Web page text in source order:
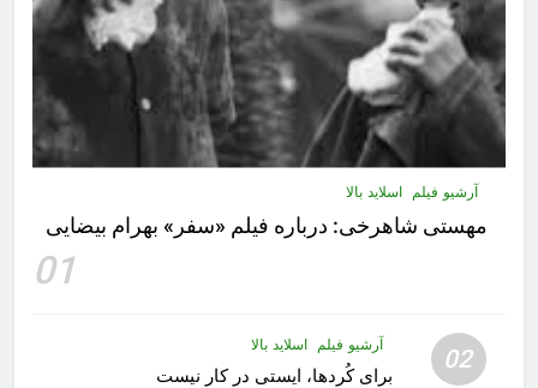
آرشیو فیلم اسلاید بالا
مهستى شاهرخى:‌ درباره فيلم «سفر» بهرام بیضایی
01
02 آرشیو فیلم اسلاید بالا
برای کُردها، ایستی در کار نیست